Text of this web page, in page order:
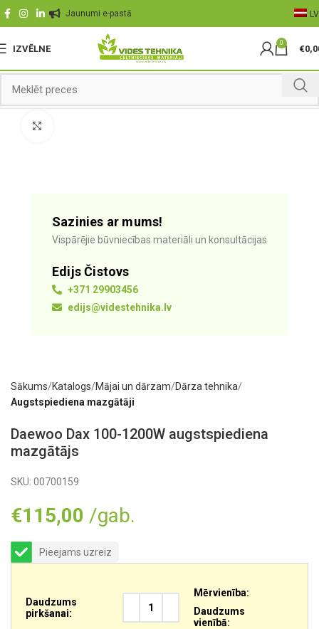
Jaunumi e-pastā LV
IZVĒLNE
0
€
Sazinies ar mums!
Vispārējie būvniecības materiāli un konsultācijas
Edijs Čistovs
+371 29903456
edijs@videstehnika.lv
Sākums Katalogs Mājai un dārzam Dārza tehnika
Augstspiediena mazgātāji
Daewoo Dax 100-1200W augstspiediena
mazgātājs
SKU: 00700159
€115,00 /gab.
Pieejams uzreiz
Daudzums
pirkšanai:
Mērvienība:
Daudzums
vienībā: